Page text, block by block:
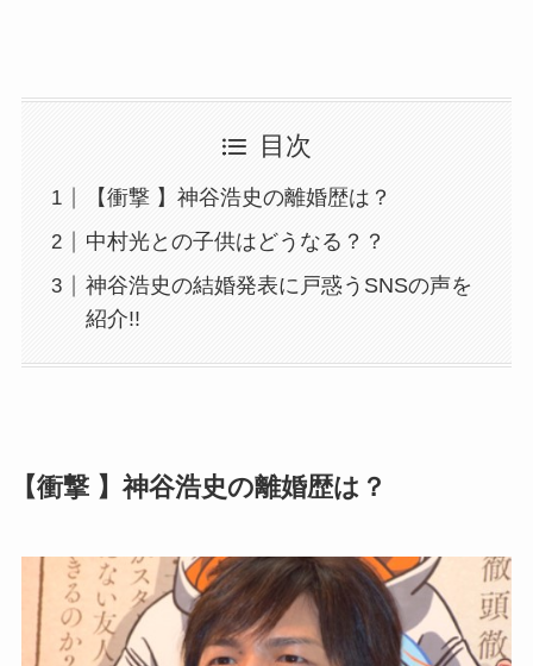
目次
【衝撃 】神谷浩史の離婚歴は？
中村光との子供はどうなる？？
神谷浩史の結婚発表に戸惑うSNSの声を
紹介!!
【衝撃 】神谷浩史の離婚歴は？